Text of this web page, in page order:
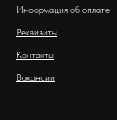
Информация об оплате
Реквизиты
Контакты
Вакансии